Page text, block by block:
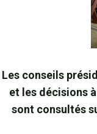
Les conseils
et les décisions
sont consultés